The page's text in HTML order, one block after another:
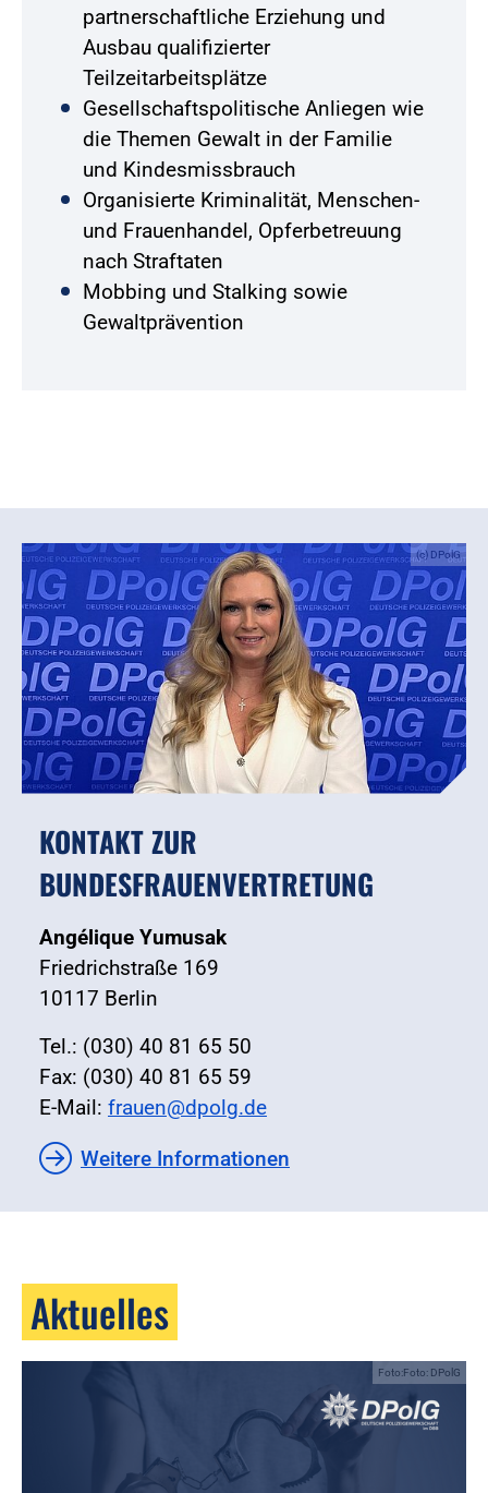
partnerschaftliche Erziehung und
Ausbau qualifizierter
Teilzeitarbeitsplätze
Gesellschaftspolitische Anliegen wie
die Themen Gewalt in der Familie
und Kindesmissbrauch
Organisierte Kriminalität, Menschen-
und Frauenhandel, Opferbetreuung
nach Straftaten
Mobbing und Stalking sowie
Gewaltprävention
KONTAKT ZUR
BUNDESFRAUENVERTRETUNG
Angélique Yumusak
Friedrichstraße 169
10117 Berlin
Tel.: (030) 40 81 65 50
Fax: (030) 40 81 65 59
E-Mail: frauen@dpolg.de
Weitere Informationen
(c) DPolG
Aktuelles
Foto:Foto: DPolG